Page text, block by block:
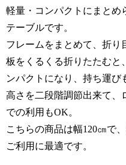
軽量・コンパクトにまとめ
テーブルです。
フレームをまとめて、折り
板をくるくる折りたたむと
ンパクトになり、持ち運び
高さを二段階調節出来て、
での利用もOK。
こちらの商品は幅120㎝で
ご利用に最適です。